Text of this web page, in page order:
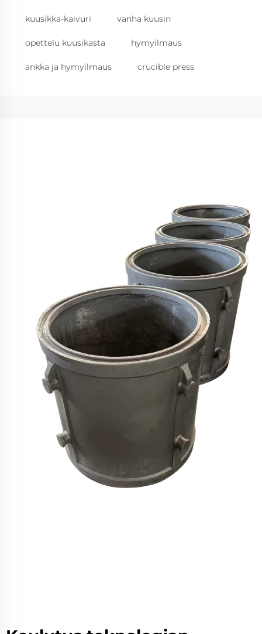
kuusikka-kaivuri vanha kuusin
opettelu kuusikasta hymyilmaus
ankka ja hymyilmaus crucible press